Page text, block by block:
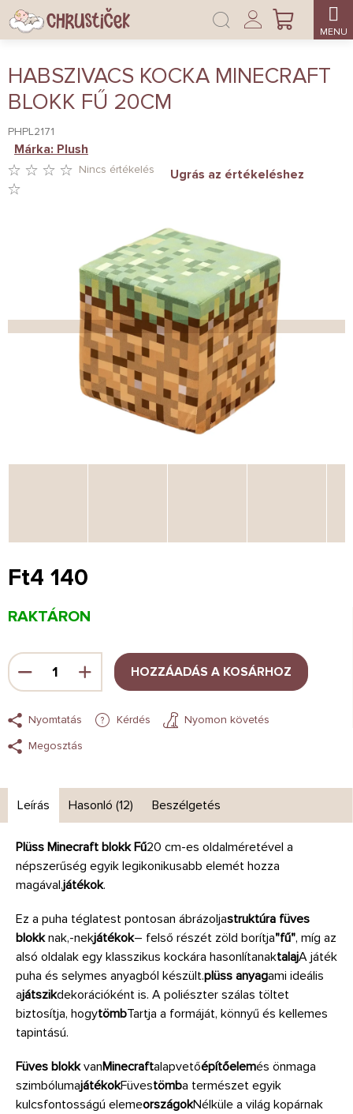
Ugrás
fő
KOSÁR
Bejelentkezés
HABSZIVACS KOCKA MINECRAFT
BLOKK FŰ 20CM
PHPL2171
CSILLAG.
Nincs értékelés Ugrás az értékeléshez
Márka: Plush
Ft4 140
Egységár:
RAKTÁRON
HOZZÁADÁS A KOSÁRHOZ
Nyomtatás Kérdés
Nyomon követés
Megosztás
Leírás Hasonló (12) Beszélgetés
Plüss Minecraft blokk Fű20 cm-es oldalméretével a
népszerűség egyik legikonikusabb elemét hozza
magával.játékok.
Ez a puha téglatest pontosan ábrázoljastruktúra füves
blokknak,-nekjátékok– felső részét zöld borítja"fű", míg az
alsó oldalak egy klasszikus kockára hasonlítanaktalajA játék
puha és selymes anyagból készült.plüss anyagami ideális
ajátszikdekorációként is. A poliészter szálas töltet
biztosítja, hogytömbTartja a formáját, könnyű és kellemes
tapintású.
Füves blokkvanMinecraftalapvetőépítőelemés önmaga
szimbólumajátékokFüvestömba természet egyik
kulcsfontosságú elemeországokNélküle a világ kopárnak